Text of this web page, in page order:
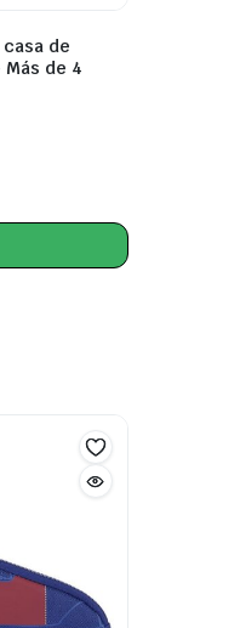
de
Más de 4